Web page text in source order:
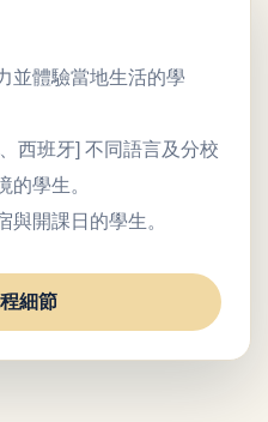
並體驗當地生活的學
西班牙] 不同語言及分校
的學生。
與開課日的學生。
細節